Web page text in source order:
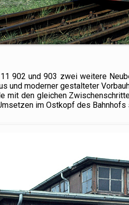
11 902 und 903 zwei weitere
und moderner gestalteter
mit den gleichen
im Ostkopf des Bahnhofs